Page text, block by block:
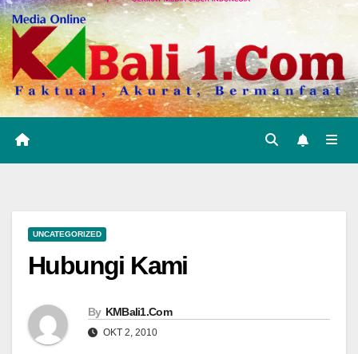
UNCATEGORIZED
Hubungi Kami
By KMBali1.Com
OKT 2, 2010